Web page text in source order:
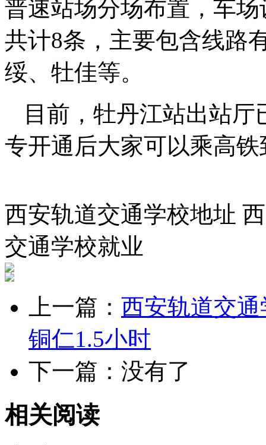
普速站场分场布置，车
共计8条，主要包含线路
绥、牡佳等。
目前，牡丹江站出站
专开通后大家可以乘高
西安轨道交通学校地址
交通学校就业
上一篇： 西安轨道交
铜仁1.5小时
下一篇：没有了
相关阅读